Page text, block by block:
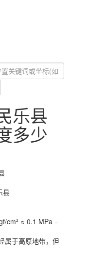
乐县
多少
县
cm² ≈ 0.1 MPa =
属于高原地带，但